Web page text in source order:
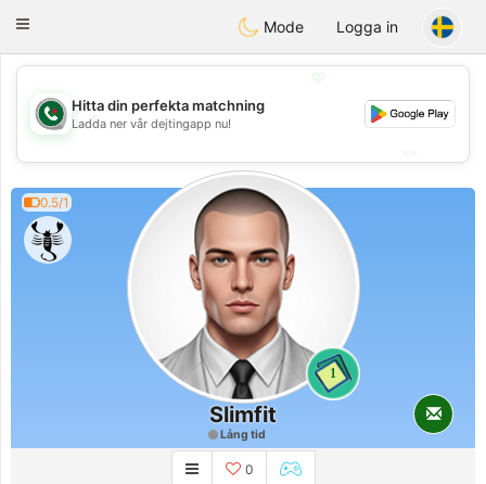
Weshrak
Toggle
Mode Logga in
💖
💕
Hitta din perfekta matchning
Ladda ner vår dejtingapp nu!
0.5/1
1
Slimfit
Lång tid
0